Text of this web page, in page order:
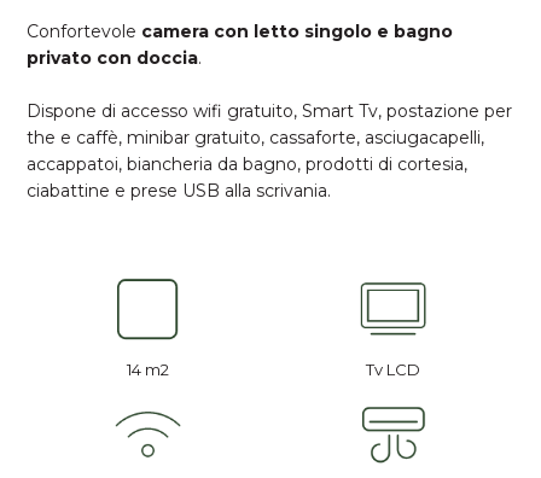
Confortevole camera con letto singolo e bagno
privato con doccia.
Dispone di accesso wifi gratuito, Smart Tv, postazione per
the e caffè, minibar gratuito, cassaforte, asciugacapelli,
accappatoi, biancheria da bagno, prodotti di cortesia,
ciabattine e prese USB alla scrivania.
14 m2 Tv LCD